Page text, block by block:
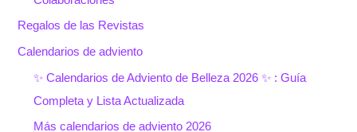
Regalos de las Revistas
Calendarios de adviento
✨ Calendarios de Adviento de Belleza 2026 ✨ : Guía
Completa y Lista Actualizada
Más calendarios de adviento 2026